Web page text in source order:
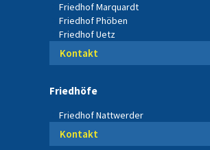
Friedhof Marquardt
Friedhof Phöben
Friedhof Uetz
Kontakt
Friedhöfe
Friedhof Nattwerder
Kontakt